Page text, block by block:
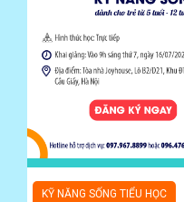
KỸ NĂNG SỐNG TIỂU HỌC